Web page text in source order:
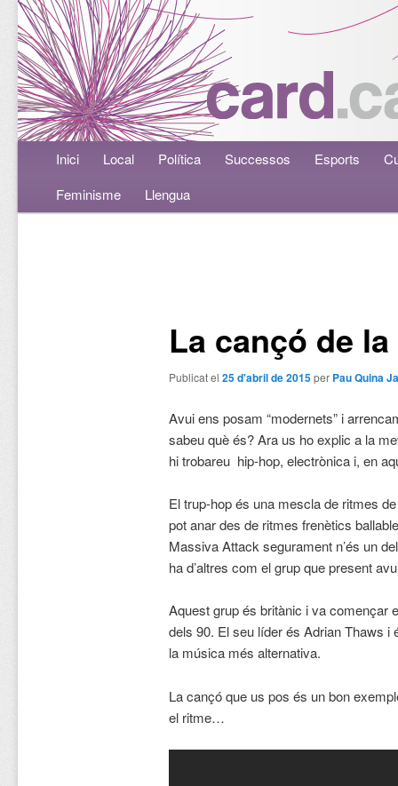
Menú principalAneu al contingut principal
Aneu al contingut secundari
Inici Local Política Successos Esports
Feminisme
Llengua
La cançó de
Publicat el 25 d'abril de 2015per Pau Quina
Avui ens posam “modernets” i
sabeu què és? Ara us ho explic a la
hi trobareu hip-hop, electrònica i, en
El trup-hop és una mescla de ritmes
pot anar des de ritmes frenètics
Massiva Attack segurament n’és un
ha d’altres com el grup que present
Aquest grup és britànic i va començar
dels 90. El seu líder és Adrian Thaws i
la música més alternativa.
La cançó que us pos és un bon
el ritme…